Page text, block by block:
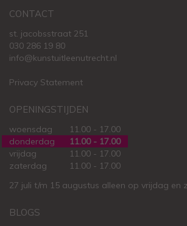
CONTACT
st. jacobsstraat 251
030 286 19 80
info@kunstuitleenutrecht.nl
Privacy Statement
OPENINGSTIJDEN
woensdag
11.00 - 17.00
donderdag
11.00 - 17.00
vrijdag
11.00 - 17.00
zaterdag
11.00 - 17.00
27 juli t/m 15 augustus alleen op vrijdag en
BLOGS